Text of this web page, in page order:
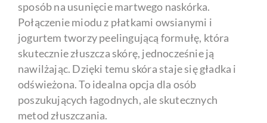
sposób na usunięcie martwego naskórka.
Połączenie miodu z płatkami owsianymi i
jogurtem tworzy peelingującą formułę, która
skutecznie złuszcza skórę, jednocześnie ją
nawilżając. Dzięki temu skóra staje się gładka i
odświeżona. To idealna opcja dla osób
poszukujących łagodnych, ale skutecznych
metod złuszczania.